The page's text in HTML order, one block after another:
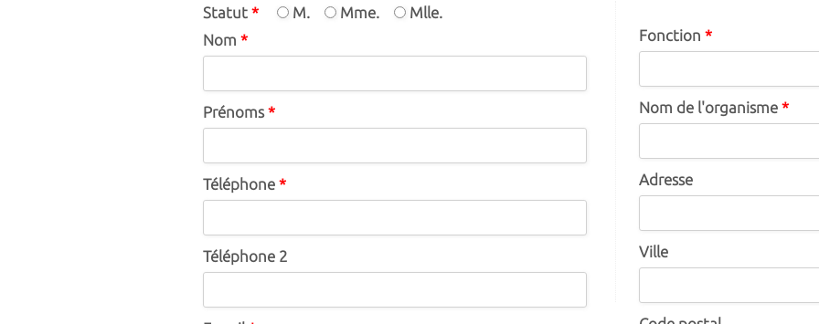
Statut * M. Mme.
Mlle.
Nom *
Prénoms*
Téléphone *
Téléphone 2
Fonction *
Nom de l'organisme *
Adresse
Ville